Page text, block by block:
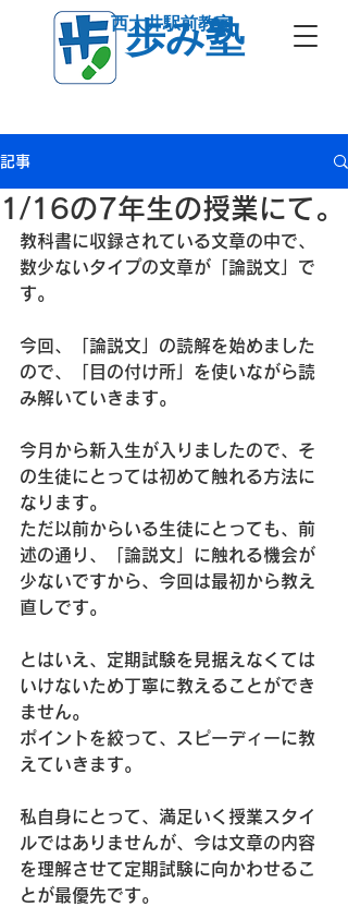
歩み塾
西大井駅前教室
記事
1/16の7年生の授業にて。
教科書に収録されている文章の中で、
数少ないタイプの文章が「論説文」で
す。
今回、「論説文」の読解を始めました
ので、「目の付け所」を使いながら読
み解いていきます。
今月から新入生が入りましたので、そ
の生徒にとっては初めて触れる方法に
なります。
ただ以前からいる生徒にとっても、前
述の通り、「論説文」に触れる機会が
少ないですから、今回は最初から教え
直しです。
とはいえ、定期試験を見据えなくては
いけないため丁寧に教えることができ
ません。
ポイントを絞って、スピーディーに教
えていきます。
私自身にとって、満足いく授業スタイ
ルではありませんが、今は文章の内容
を理解させて定期試験に向かわせるこ
とが最優先です。